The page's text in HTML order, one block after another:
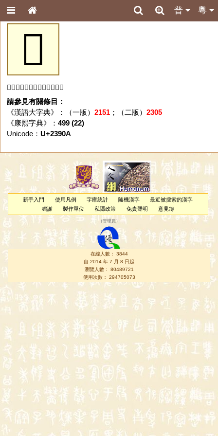
粵
普
𣤊
「𣤊」字未收錄於本資料庫。
請參見有關條目：
《漢語大字典》：（一版） 2151；（二版） 2305
《康熙字典》： 499 (22)
Unicode： U+2390A
新手入門 使用凡例 字庫統計 隨機漢字
最近被搜索的漢字
鳴謝
製作單位 私隱政策 免責聲明 意見簿
（管理員 ）
在線人數： 3844
自 2014 年 7 月 8 日起
瀏覽人數： 80489721
使用次數： 294705073